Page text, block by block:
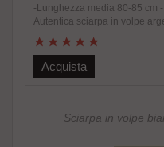
-Lunghezza media 80-85 cm
Autentica sciarpa in volpe
-Con pom poms in vera volpe
assolutamente naturali -
-Foderata internamente in
magnifico regalo. http://
Acquista
Sciarpa in volpe